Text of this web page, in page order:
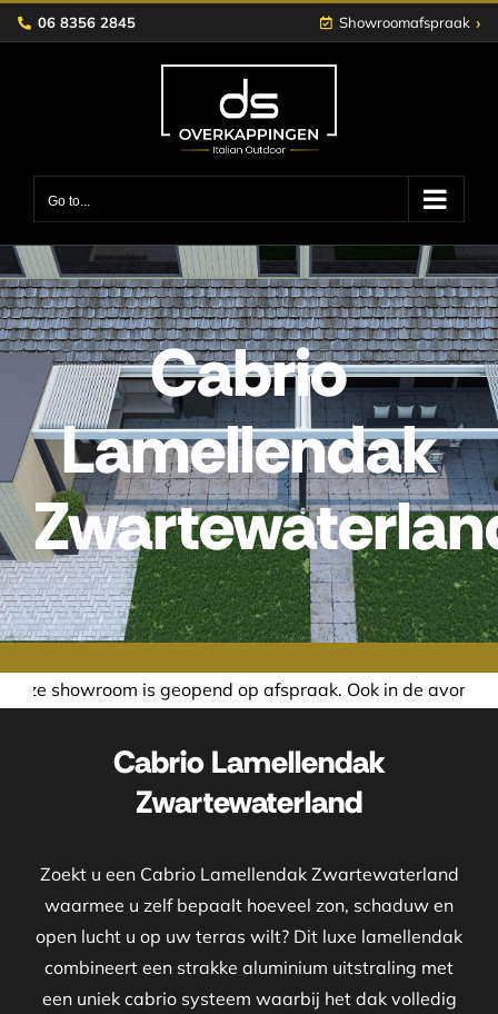
Skip
to
06 8356 2845 Showroomafspraak ›
Go to...
Cabrio
Lamellendak
op afspraak. Ook in de avond of in het weekend
Cabrio Lamellendak
Zwartewaterland
Zoekt u een Cabrio Lamellendak Zwartewaterland
waarmee u zelf bepaalt hoeveel zon, schaduw en
open lucht u op uw terras wilt? Dit luxe lamellendak
combineert een strakke aluminium uitstraling met
een uniek cabrio systeem waarbij het dak volledig